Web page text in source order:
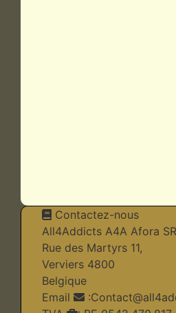
Contactez-nous
All4Addicts A4A Afora
Rue des Martyrs 11,
Verviers 4800
Belgique
Email
: